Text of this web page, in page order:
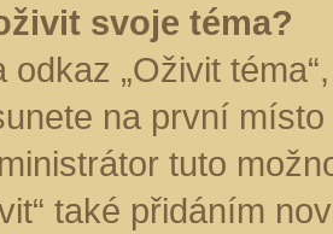
svoje téma?
odkaz „Oživit
na první
tuto
také přidáním